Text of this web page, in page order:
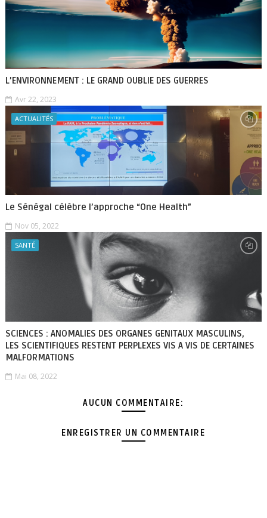
L’ENVIRONNEMENT : LE GRAND OUBLIE DES GUERRES
Avr 22, 2023
ACTUALITÉS
Le Sénégal célèbre l’approche “One Health”
Nov 05, 2022
SANTÉ
SCIENCES : ANOMALIES DES ORGANES GENITAUX MASCULINS,
LES SCIENTIFIQUES RESTENT PERPLEXES VIS A VIS DE CERTAINES
MALFORMATIONS
Mai 08, 2022
AUCUN COMMENTAIRE:
ENREGISTRER UN COMMENTAIRE